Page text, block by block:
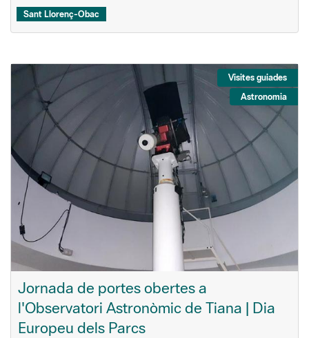
Sant Llorenç-Obac
Visites guiades
Astronomia
Jornada de portes obertes a
l'Observatori Astronòmic de Tiana | Dia
Europeu dels Parcs